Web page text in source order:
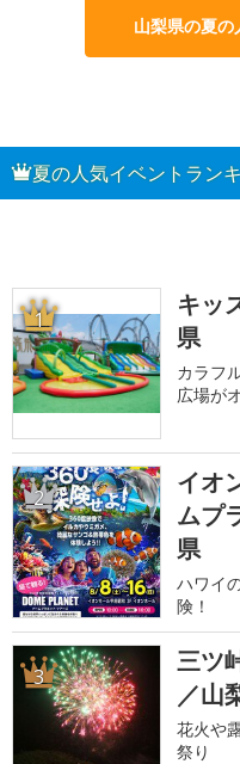
山梨県の夏
夏の人気イベントラン
1
キッ
県
カラフ
広場が
2
イオ
ムプ
県
ハワイ
険！
3
三ツ
／山
花火や
祭り